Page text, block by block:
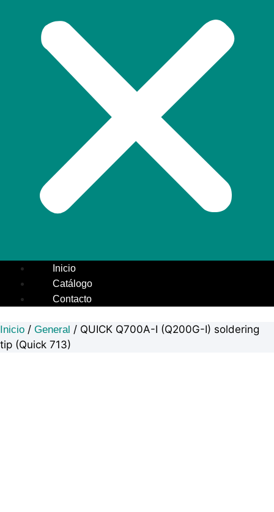
Inicio
Catálogo
Contacto
Inicio / General / QUICK Q700A-I (Q200G-I) soldering
tip (Quick 713)